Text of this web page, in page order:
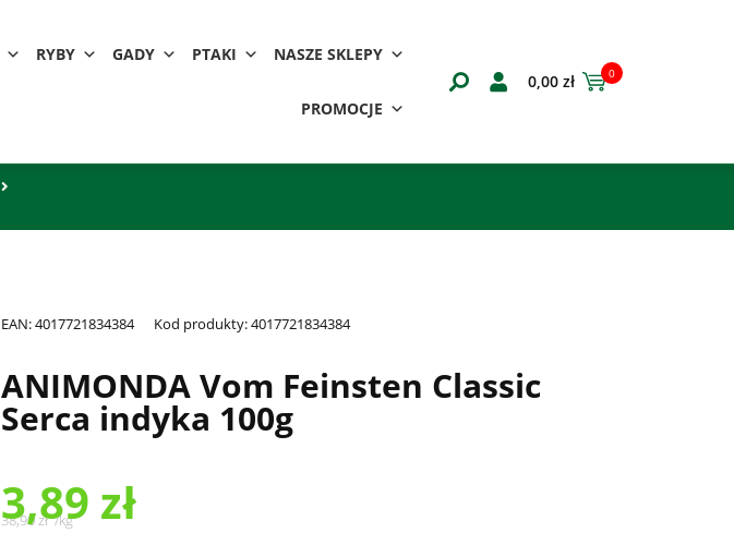
RYBY GADY PTAKI NASZE SKLEPY
PROMOCJE
0,00 zł 0
EAN:4017721834384 Kod produkty:4017721834384
ANIMONDA Vom Feinsten Classic
Serca indyka 100g
3,89 zł
38,90zł /kg